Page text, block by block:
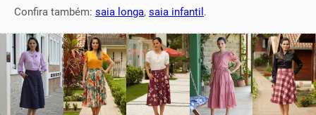
Confira também: saia longa, saia infantil .